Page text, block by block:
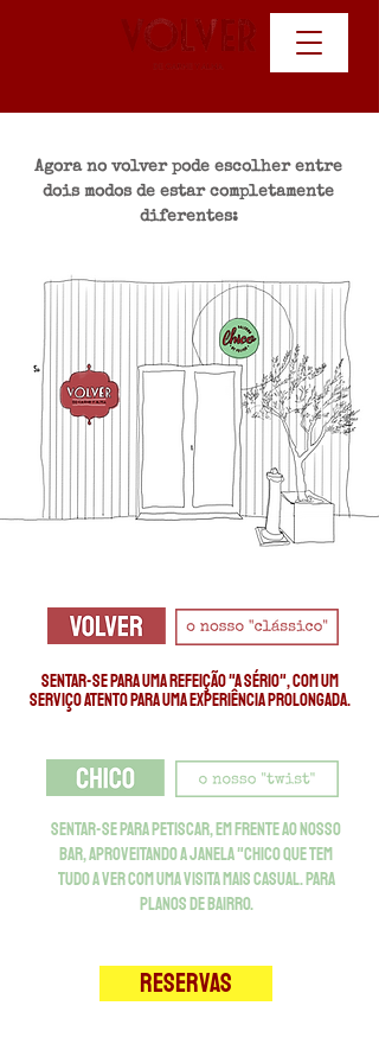
Agora no volver pode escolher entre
dois modos de estar completamente
diferentes:
SENTAR-SE PARA UMAREFEIÇÃO "A SÉRIO", COM UM
SERVIçO ATENTO PARA UMA EXPERIÊNCIA PROLONGADA.
SENTAR-SE PARA PETISCAR, EM FRENTE AO NOSSO
BAR, APROVEITANDO A JANELA"CHICO QUE TEM
TUDO A VER COM UMA VISITA MAIS CASUAL.PARA
PLANOS DE BAIRRO.
RESERVAS